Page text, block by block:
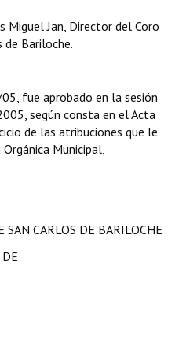
Miguel Jan, Director del Coro
de Bariloche.
fue aprobado en la sesión
según consta en el Acta
de las atribuciones que le
Municipal,
SAN CARLOS DE BARILOCHE